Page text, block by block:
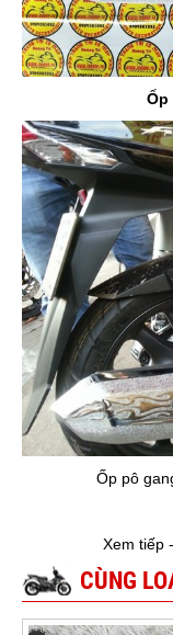
Ốp
Ốp pô
Xem tiếp -
CÙNG